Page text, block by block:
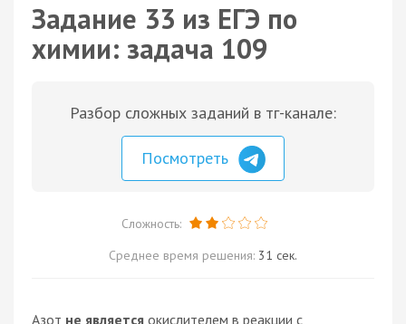
Задание 33 из ЕГЭ по
химии: задача 109
Разбор сложных заданий в тг-канале:
Посмотреть
Сложность:
Среднее время решения: 31 сек.
Азот не является окислителем в реакции с